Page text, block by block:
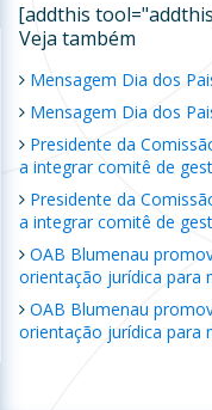
[addthis
Veja também
Mensagem Dia dos
Mensagem Dia dos
Presidente da
a integrar comitê de
Presidente da
a integrar comitê de
OAB Blumenau
orientação jurídica para
OAB Blumenau
orientação jurídica para